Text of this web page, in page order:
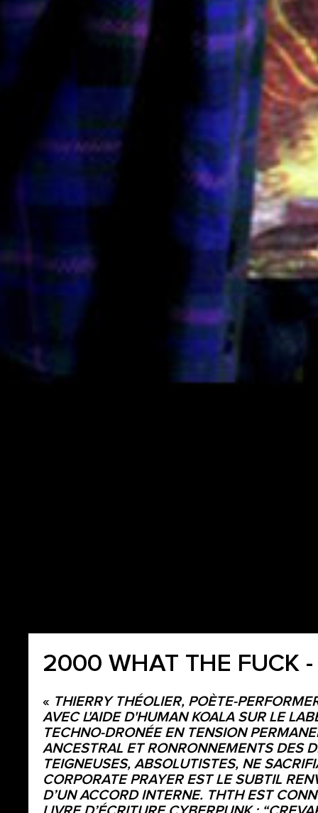
2000 WHAT THE FUCK -
« THIERRY THÉOLIER, POÈTE-
AVEC L'AIDE D'HUMAN KOALA SUR LE
TECHNO-DRONÉE EN TENSION
ANCESTRAL ET RONRONNEMENTS DES
TEIGNEUSES, ABSOLUTISTES, NE
CORPORATE PRAYER EST LE SUBTIL
D’UN ACCORD INTERNE. THTH EST